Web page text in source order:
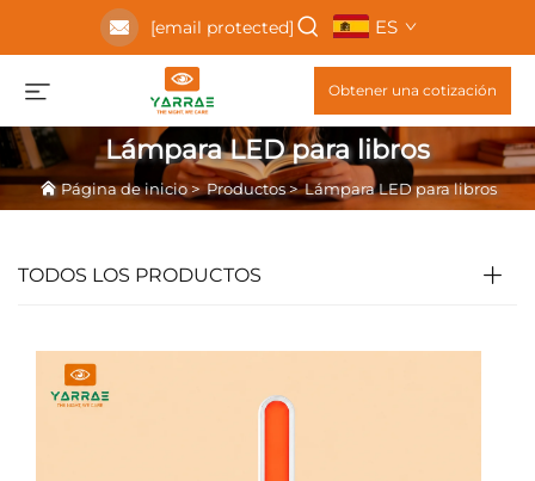
[email protected] ES
Obtener una cotización
Lámpara LED para libros
Página de inicio>Productos>Lámpara LED para libros
TODOS LOS PRODUCTOS